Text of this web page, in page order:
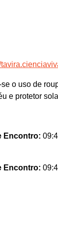
o uso de
e protetor
Encontro:
Encontro: